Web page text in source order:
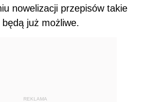
nowelizacji przepisów takie
już możliwe.
REKLAMA